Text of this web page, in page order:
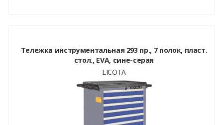
Тележка инструментальная 293 пр., 7 полок, пласт.
стол., EVA, сине-серая
LICOTA